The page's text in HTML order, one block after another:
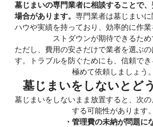
墓じまいの専門業者に相談することで
場合があります。 専門業者は墓じまい
ハウや実績を持っており、効率的に作
ストダウンが期待できるため
ただし、費用の安さだけで業者を選ぶ
す。トラブルを防ぐためにも、信頼で
極めて依頼しましょう。
墓じまいをしないとど
墓じまいをしないまま放置すると、次
する可能性があります。
・管理費の未納が問題に